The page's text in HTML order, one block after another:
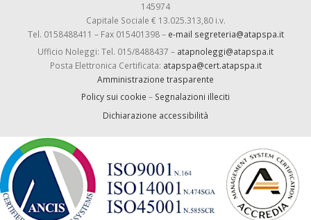
145974
Capitale Sociale € 13.025.313,80 i.v.
Tel. 0158488411 – Fax 015401398 – e-mail segreteria@atapspa.it
Ufficio Noleggi: Tel. 015/8488437 – atapnoleggi@atapspa.it
Posta Elettronica Certificata: atapspa@cert.atapspa.it
Amministrazione trasparente
Policy sui cookie – Segnalazioni illeciti
Dichiarazione accessibilità